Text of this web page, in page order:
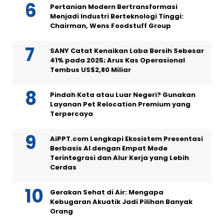
Pertanian Modern Bertransformasi
Menjadi Industri Berteknologi Tinggi:
Chairman, Wens Foodstuff Group
SANY Catat Kenaikan Laba Bersih Sebesar
41% pada 2025; Arus Kas Operasional
Tembus US$2,80 Miliar
Pindah Kota atau Luar Negeri? Gunakan
Layanan Pet Relocation Premium yang
Terpercaya
AiPPT.com Lengkapi Ekosistem Presentasi
Berbasis AI dengan Empat Mode
Terintegrasi dan Alur Kerja yang Lebih
Cerdas
Gerakan Sehat di Air: Mengapa
Kebugaran Akuatik Jadi Pilihan Banyak
Orang